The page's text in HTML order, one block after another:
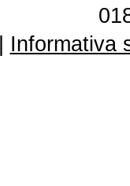
Informativa